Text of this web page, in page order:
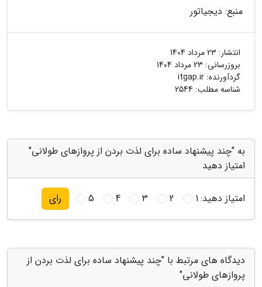
منبع: دیجیاتور
انتشار: 23 مرداد 1404
بروزرسانی: 23 مرداد 1404
گردآورنده: itgap.ir
شناسه مطلب: 2544
به "چند پیشنهاد ساده برای لذت بردن از پروازهای طولانی"
امتیاز دهید
امتیاز دهید:1
2
3
4
5 رای
دیدگاه های مرتبط با "چند پیشنهاد ساده برای لذت بردن از
پروازهای طولانی"